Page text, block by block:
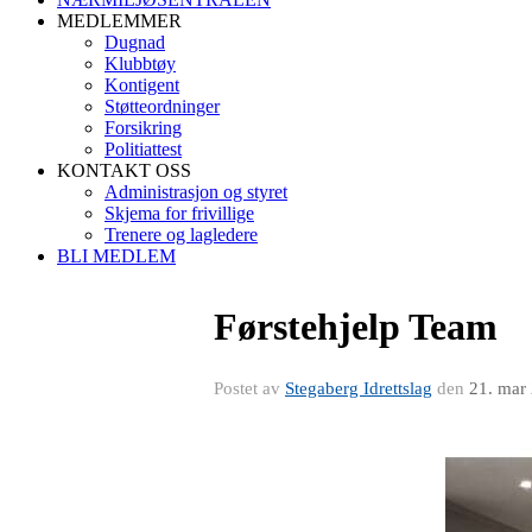
MEDLEMMER
Dugnad
Klubbtøy
Kontigent
Støtteordninger
Forsikring
Politiattest
KONTAKT OSS
Administrasjon og styret
Skjema for frivillige
Trenere og lagledere
BLI MEDLEM
Førstehjelp Team
Postet av Stegaberg Idrettslag den 21. mar